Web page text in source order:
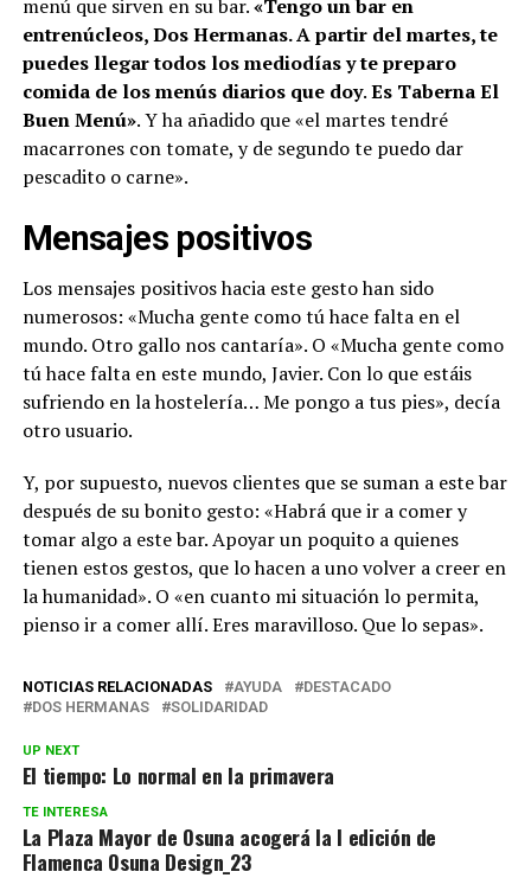
menú que sirven en su bar.«Tengo un bar en
entrenúcleos, Dos Hermanas. A partir del martes, te
puedes llegar todos los mediodías y te preparo
comida de los menús diarios que doy.Es Taberna El
Buen Menú». Y ha añadido que «el martes tendré
macarrones con tomate, y de segundo te puedo dar
pescadito o carne».
Mensajes positivos
Los mensajes positivos hacia este gesto han sido
numerosos: «Mucha gente como tú hace falta en el
mundo. Otro gallo nos cantaría». O «Mucha gente como
tú hace falta en este mundo, Javier. Con lo que estáis
sufriendo en la hostelería… Me pongo a tus pies», decía
otro usuario.
Y, por supuesto, nuevos clientes que se suman a este bar
después de su bonito gesto: «Habrá que ir a comer y
tomar algo a este bar. Apoyar un poquito a quienes
tienen estos gestos, que lo hacen a uno volver a creer en
la humanidad». O «en cuanto mi situación lo permita,
pienso ir a comer allí. Eres maravilloso. Que lo sepas».
NOTICIAS RELACIONADAS AYUDA
DESTACADO
DOS HERMANAS
SOLIDARIDAD
UP NEXT
El tiempo: Lo normal en la primavera
TE INTERESA
La Plaza Mayor de Osuna acogerá la I edición de
Flamenca Osuna Design_23